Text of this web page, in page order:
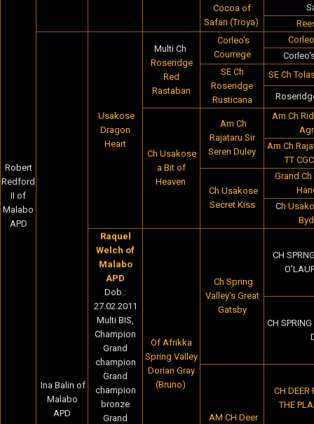
Robert
Redford
II of
Malabo
APD
Cocoa of
Safari (Troya)
Ina Balin of
Malabo
APD
Usakose
Dragon
Heart
Multi Ch
Roseridge
Red
Rastaban
Corleo's
Courrege
SE Ch
Roseridge
Rusticana
SE Ch
Ch Usakose
a Bit of
Heaven
Am Ch
Rajataru Sir
Seren Duley
Am Ch
Am Ch
TT
Ch Usakose
Secret Kiss
Grand
Ch
Raquel
Welch of
Malabo
APD
Dob.:
27.02.2011
Multi BIS,
Champion
Grand
champion
Grand
champion
bronze
Grand
Of Afrikka
Spring Valley
Dorian Gray
(Bruno)
Ch Spring
Valley's Great
Gatsby
CH
CH
AM CH Deer
CH DEER
THE